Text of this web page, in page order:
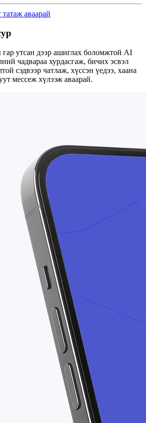
аваарай
гар утсан дээр ашиглах боломжтой AI
чадвараа хурдасгаж, бичих эсвэл
сэдвээр чатлаж, хүссэн үедээ, хаана
мессеж хүлээж аваарай.